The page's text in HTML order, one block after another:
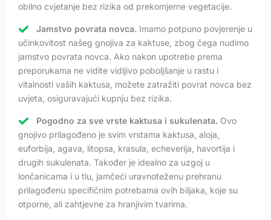
obilno cvjetanje bez rizika od prekomjerne vegetacije.
Jamstvo povrata novca. Imamo potpuno povjerenje u
učinkovitost našeg gnojiva za kaktuse, zbog čega nudimo
jamstvo povrata novca. Ako nakon upotrebe prema
preporukama ne vidite vidljivo poboljšanje u rastu i
vitalnosti vaših kaktusa, možete zatražiti povrat novca bez
uvjeta, osiguravajući kupnju bez rizika.
Pogodno za sve vrste kaktusa i sukulenata. Ovo
gnojivo prilagođeno je svim vrstama kaktusa, aloja,
euforbija, agava, litopsa, krasula, echeverija, havortija i
drugih sukulenata. Također je idealno za uzgoj u
lončanicama i u tlu, jamčeći uravnoteženu prehranu
prilagođenu specifičnim potrebama ovih biljaka, koje su
otporne, ali zahtjevne za hranjivim tvarima.